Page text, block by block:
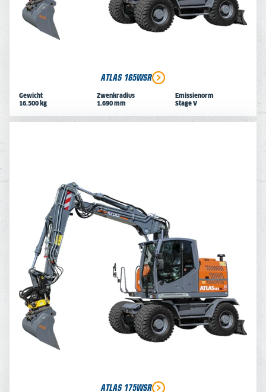
ATLAS 165WSR
Gewicht
16.500 kg
Zwenkradius
1.690 mm
Emissienorm
Stage V
ATLAS 175WSR